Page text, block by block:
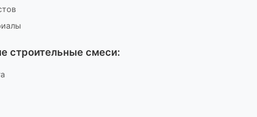
строительные смеси: